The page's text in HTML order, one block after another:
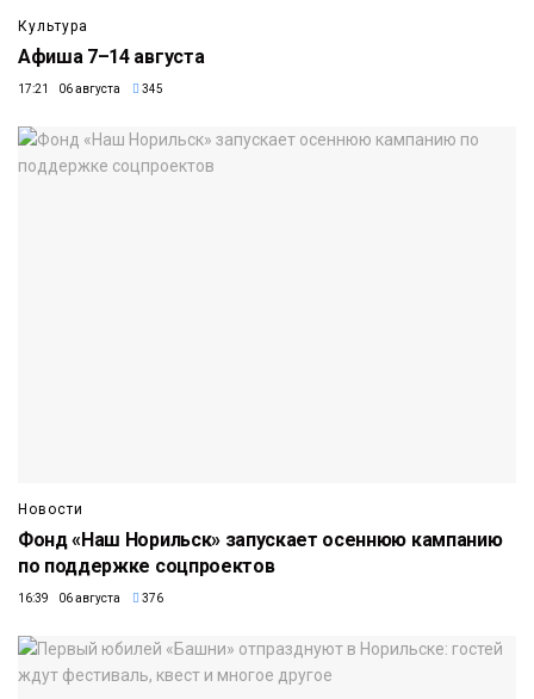
Культура
Афиша 7–14 августа
17:21 06 августа 345
Новости
Фонд «Наш Норильск» запускает осеннюю кампанию
по поддержке соцпроектов
16:39 06 августа 376